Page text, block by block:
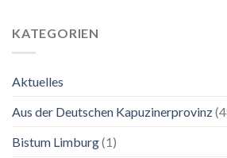
Ausstellung
KATEGORIEN
Aktuelles
Aus der Deutschen Kapuzinerprovinz
Bistum Limburg(1)